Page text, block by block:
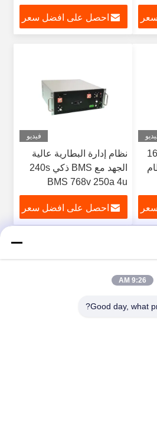
المحولات
احصل على افضل سعر
409.6V 50A BMS و 16S
فيديو
نظام إدارة البطارية عالية
الجهد مع BMS ذكي 240s
BMS 768v 250a 4u
Master Rbms
احصل على افضل سعر
9:26 AM
Good day, what